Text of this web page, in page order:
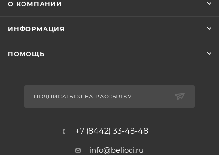
О КОМПАНИИ
ИНФОРМАЦИЯ
ПОМОЩЬ
ПОДПИСАТЬСЯ НА РАССЫЛКУ
+7 (8442) 33-48-48
info@belioci.ru